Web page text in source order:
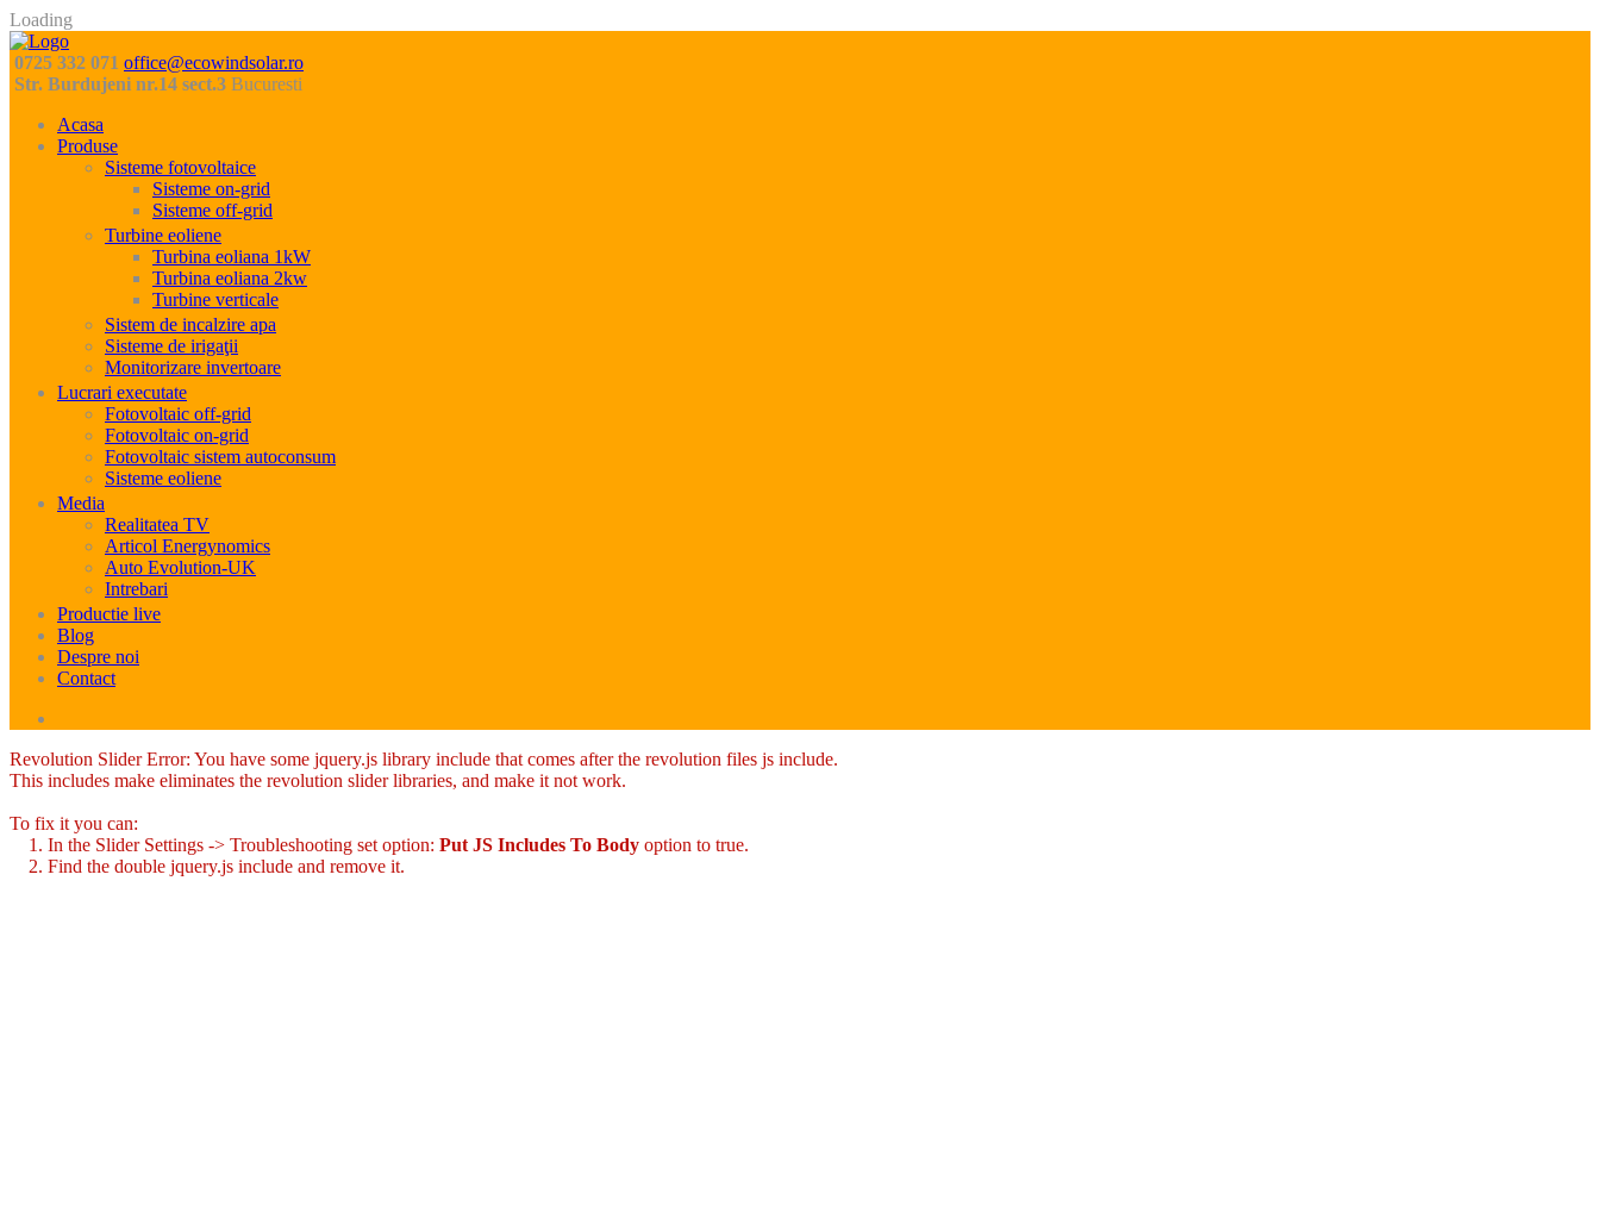
Loading
0725 332 071 office@ecowindsolar.ro
Str. Burdujeni nr.14 sect.3 Bucuresti
Acasa
Produse
Sisteme fotovoltaice
Sisteme on-grid
Sisteme off-grid
Turbine eoliene
Turbina eoliana 1kW
Turbina eoliana 2kw
Turbine verticale
Sistem de incalzire apa
Sisteme de irigaţii
Monitorizare invertoare
Lucrari executate
Fotovoltaic off-grid
Fotovoltaic on-grid
Fotovoltaic sistem autoconsum
Sisteme eoliene
Media
Realitatea TV
Articol Energynomics
Auto Evolution-UK
Intrebari
Productie live
Blog
Despre noi
Contact
Revolution Slider Error: You have some jquery.js library include that comes after the revolution files js include.
This includes make eliminates the revolution slider libraries, and make it not work.
To fix it you can:
1. In the Slider Settings -> Troubleshooting set option: Put JS Includes To Body option to true.
2. Find the double jquery.js include and remove it.